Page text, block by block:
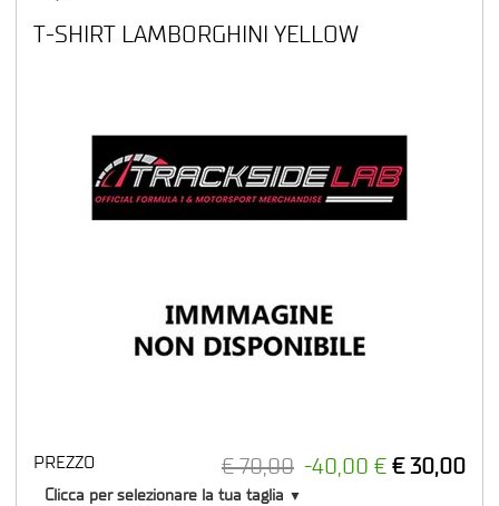
T-SHIRT LAMBORGHINI YELLOW
PREZZO € 70,00 -40,00 € € 30,00
T1
Clicca per selezionare la tua taglia ▼